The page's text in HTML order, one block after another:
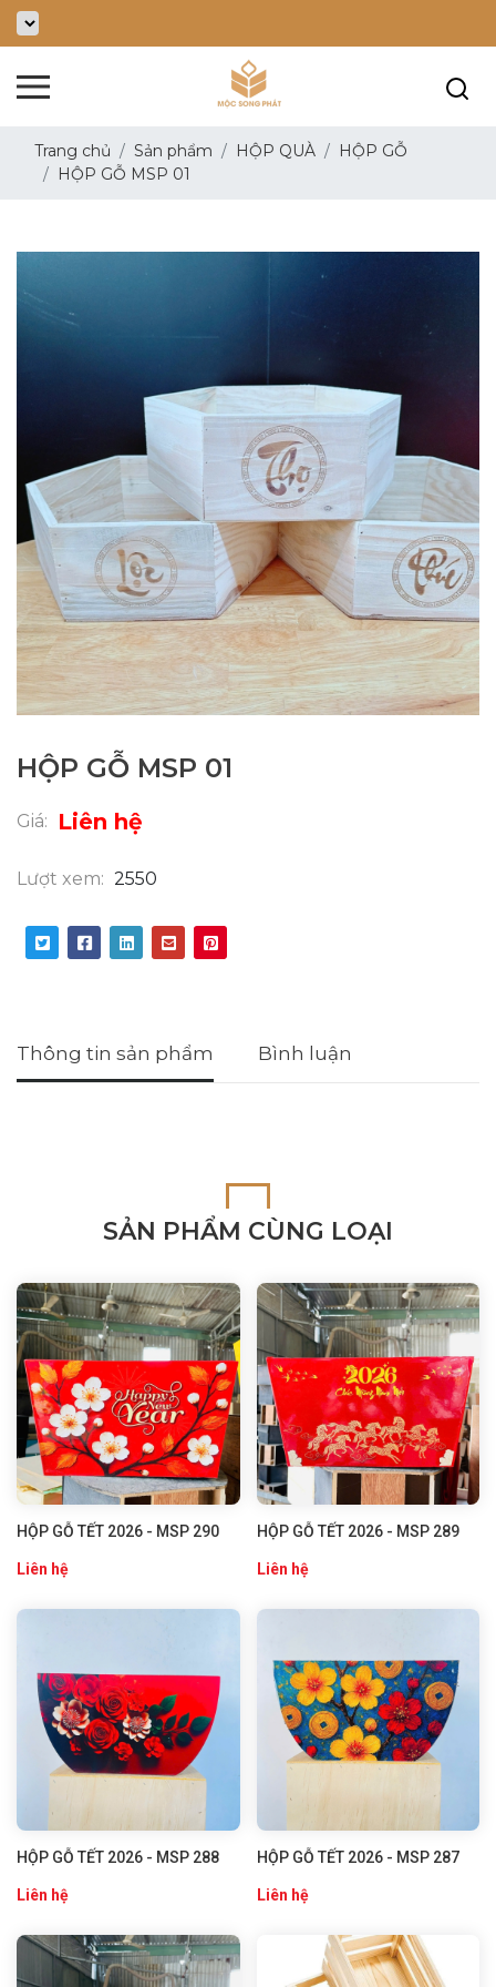
Trang chủ Sản phẩm HỘP QUÀ
HỘP GỖ
HỘP GỖ MSP 01
HỘP GỖ MSP 01
Giá: Liên hệ
Lượt xem: 2550
Thông tin sản phẩm Bình luận
SẢN PHẨM CÙNG LOẠI
HỘP GỖ TẾT 2026 - MSP 290
Liên hệ
HỘP GỖ TẾT 2026 - MSP 289
Liên hệ
HỘP GỖ TẾT 2026 - MSP 288
Liên hệ
HỘP GỖ TẾT 2026 - MSP 287
Liên hệ